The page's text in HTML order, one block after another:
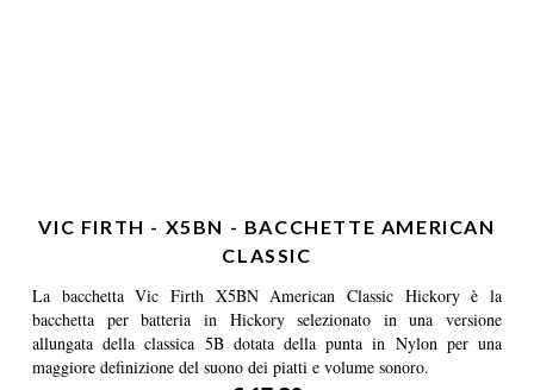
VIC FIRTH - X5BN - BACCHETTE AMERICAN
CLASSIC
La bacchetta Vic Firth X5BN American Classic Hickory è la
bacchetta per batteria in Hickory selezionato in una versione
allungata della classica 5B dotata della punta in Nylon per una
maggiore definizione del suono dei piatti e volume sonoro.